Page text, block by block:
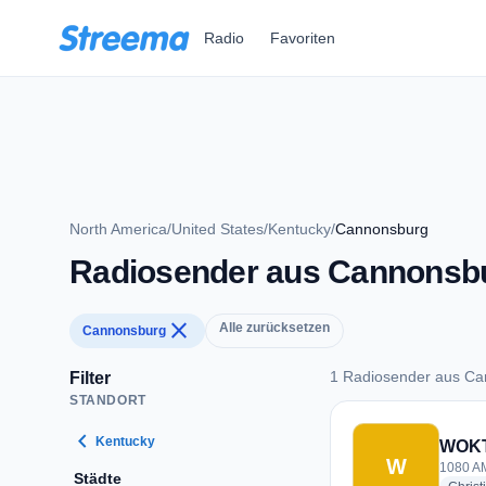
Radio Favoriten
North America/United States/Kentucky/Cannonsburg
Radiosender aus
Cannonsburg close Alle zurücksetzen
Filter
STANDORT
chevron_left Kentucky
Städte
1 Radiosender aus
1 Radiosender aus
W
1080